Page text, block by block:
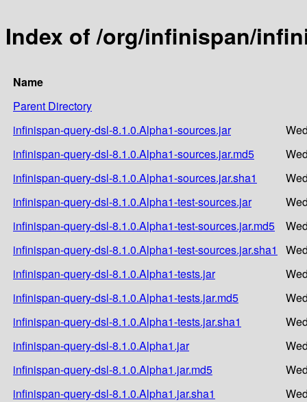
Index of /org/infinispan/
Name
Parent Directory
infinispan-query-dsl-8.1.0.Alpha1-sources.jar
infinispan-query-dsl-8.1.0.Alpha1-sources.jar.md5
infinispan-query-dsl-8.1.0.Alpha1-sources.jar.sha1
infinispan-query-dsl-8.1.0.Alpha1-test-sources.jar
infinispan-query-dsl-8.1.0.Alpha1-test-sources.jar.md5
infinispan-query-dsl-8.1.0.Alpha1-test-sources.jar.sha1
infinispan-query-dsl-8.1.0.Alpha1-tests.jar
infinispan-query-dsl-8.1.0.Alpha1-tests.jar.md5
infinispan-query-dsl-8.1.0.Alpha1-tests.jar.sha1
infinispan-query-dsl-8.1.0.Alpha1.jar
infinispan-query-dsl-8.1.0.Alpha1.jar.md5
infinispan-query-dsl-8.1.0.Alpha1.jar.sha1